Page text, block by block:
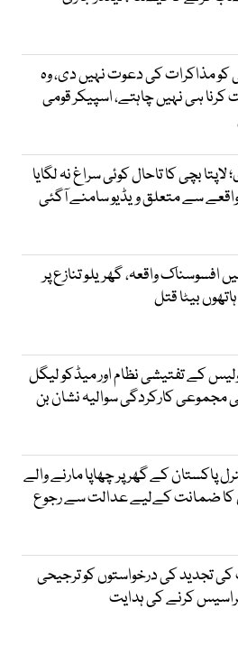
کو مذاکرات کی دعوت نہیں دی، وہ
ہی نہیں چاہتے، اسپیکر قومی
لاپتا بچی کا تاحال کوئی سراغ نہ لگایا
سے متعلق ویڈیو سامنے آگئی
افسوسناک واقعہ، گھریلو تنازع پر
بیٹا قتل
کے تفتیشی نظام اور میڈکو لیگل
کارکردگی سوالیہ نشان بن
پاکستان کے گھر پر چھاپا مارنے والے
کا ضمانت کےلیے عدالت سے رجوع
کی تجدید کی درخواستوں کو ترجیحی
پراسیس کرنے کی ہدایت